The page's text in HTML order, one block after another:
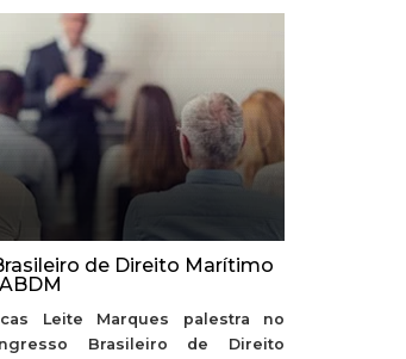
de Direito Marítimo
Leite Marques palestra no
Brasileiro de Direito